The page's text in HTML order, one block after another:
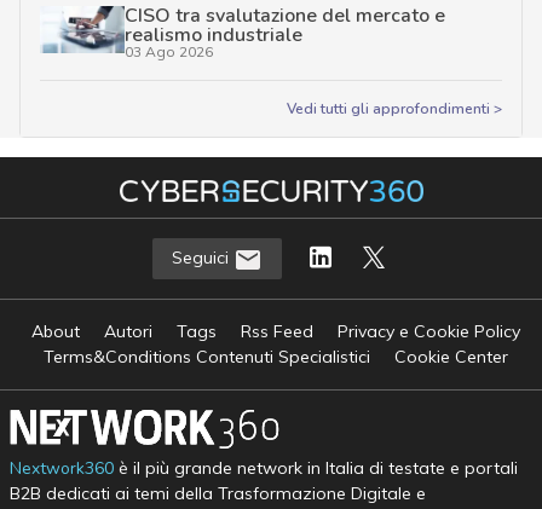
CISO tra svalutazione del mercato e
realismo industriale
03 Ago 2026
Vedi tutti gli approfondimenti >
Seguici
About Autori Tags Rss Feed
Privacy e Cookie Policy
Terms&Conditions Contenuti Specialistici
Cookie Center
Nextwork360è il più grande network in Italia di testate e portali
B2B dedicati ai temi della Trasformazione Digitale e